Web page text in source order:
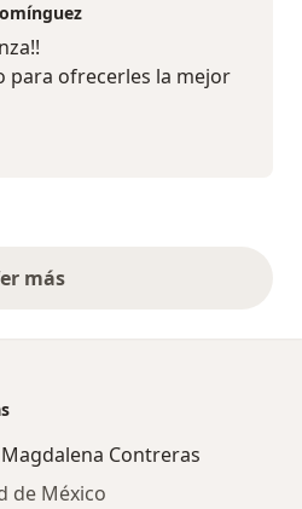
para ofrecerles la mejor
más
opiniones anteriores
Contreras
de México